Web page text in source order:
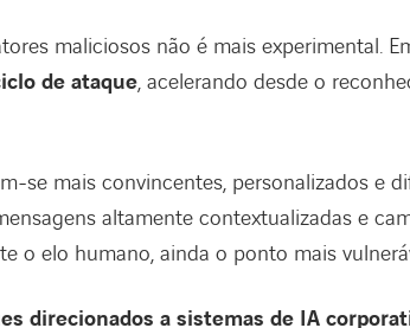
maliciosos não é mais experimental.
de ataque, acelerando desde o
se mais convincentes, personalizados e
altamente contextualizadas e
o elo humano, ainda o ponto mais
direcionados a sistemas de IA